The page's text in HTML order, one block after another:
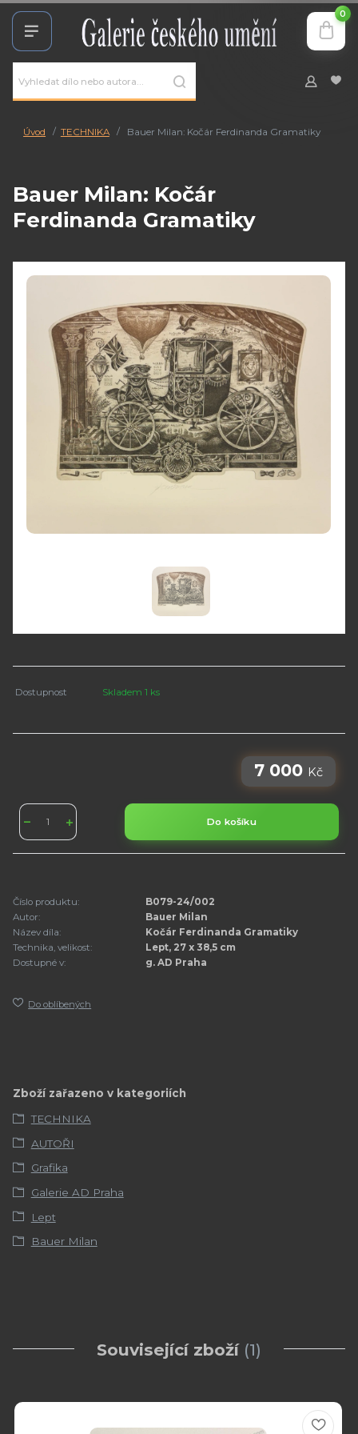
0
Úvod TECHNIKA Bauer Milan: Kočár Ferdinanda Gramatiky
Bauer Milan: Kočár
Ferdinanda Gramatiky
Dostupnost Skladem 1 ks
7 000 Kč
Do košíku
Číslo produktu:
B079-24/002
Autor:
Bauer Milan
Název díla:
Kočár Ferdinanda Gramatiky
Technika, velikost:
Lept, 27 x 38,5 cm
Dostupné v:
g. AD Praha
Do oblíbených
Zboží zařazeno v kategoriích
TECHNIKA
AUTOŘI
Grafika
Galerie AD Praha
Lept
Bauer Milan
Související zboží 1